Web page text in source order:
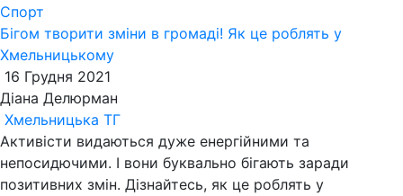
Спорт
Бігом творити зміни в громаді! Як це роблять у
Хмельницькому
16 Грудня 2021
Діана Делюрман
Хмельницька ТГ
Активісти видаються дуже енергійними та
непосидючими. І вони буквально бігають заради
позитивних змін. Дізнайтесь, як це роблять у